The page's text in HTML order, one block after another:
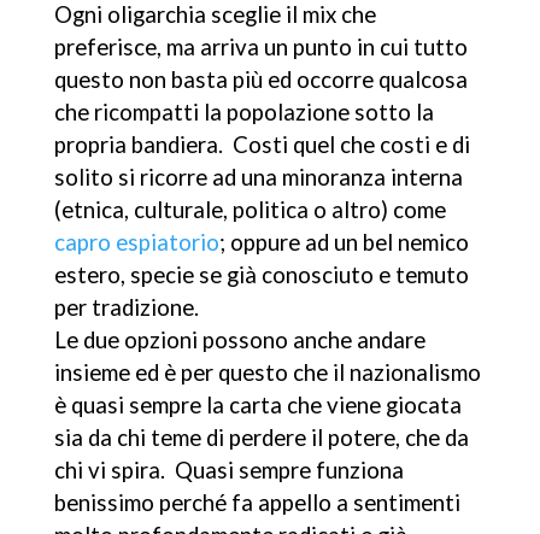
Ogni oligarchia sceglie il mix che
preferisce, ma arriva un punto in cui tutto
questo non basta più ed occorre qualcosa
che ricompatti la popolazione sotto la
propria bandiera. Costi quel che costi e di
solito si ricorre ad una minoranza interna
(etnica, culturale, politica o altro) come
capro espiatorio; oppure ad un bel nemico
estero, specie se già conosciuto e temuto
per tradizione.
Le due opzioni possono anche andare
insieme ed è per questo che il nazionalismo
è quasi sempre la carta che viene giocata
sia da chi teme di perdere il potere, che da
chi vi spira. Quasi sempre funziona
benissimo perché fa appello a sentimenti